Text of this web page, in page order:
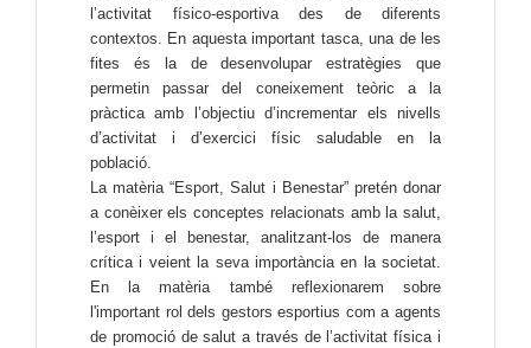
l’activitat físico-esportiva des de diferents
contextos. En aquesta important tasca, una de les
fites és la de desenvolupar estratègies que
permetin passar del coneixement teòric a la
pràctica amb l’objectiu d’incrementar els nivells
d’activitat i d’exercici físic saludable en la
població.
La matèria “Esport, Salut i Benestar” pretén donar
a conèixer els conceptes relacionats amb la salut,
l’esport i el benestar, analitzant-los de manera
crítica i veient la seva importància en la societat.
En la matèria també reflexionarem sobre
l'important rol dels gestors esportius com a agents
de promoció de salut a través de l’activitat física i